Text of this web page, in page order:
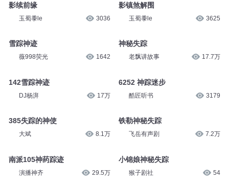
影续前缘
玉蜀黍le 3036
雪踪神迹
薇998荧光 1642
142雪踪神迹
DJ杨湃 17万
385失踪的神使
大斌 8.1万
南派105神药踪迹
演播神齐 29.5万
影镇煞解围
玉蜀黍le 3625
神秘失踪
老飘讲故事 17.7万
6252 神踪迷步
酷匠听书 3179
铁勒神秘失踪
飞岳有声剧 7.2万
小锦娘神秘失踪
猴子剧社 54